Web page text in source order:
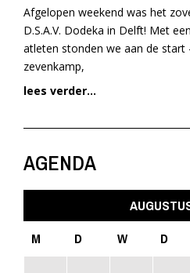
Afgelopen weekend was het
D.S.A.V. Dodeka in Delft! Met
atleten stonden we aan de start
zevenkamp,
lees verder...
AGENDA
M
D W D